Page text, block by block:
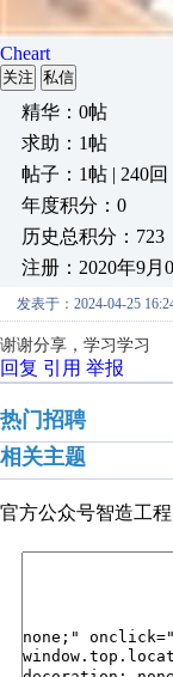
Cheart
关注 私信
精华：0帖
求助：1帖
帖子：1帖 | 240回
年度积分：0
历史总积分：723
注册：2020年9月
发表于：2024-04-25
谢谢分享，学习学习
回复 引用 举报
热门招聘
相关主题
官方公众号智造工